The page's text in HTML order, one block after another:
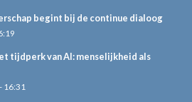
begint bij de continue dialoog
tijdperk van AI: menselijkheid als
16:31